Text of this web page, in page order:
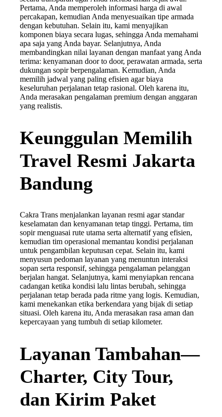
Pertama, Anda memperoleh informasi harga di awal
percakapan, kemudian Anda menyesuaikan tipe armada
dengan kebutuhan. Selain itu, kami menyajikan
komponen biaya secara lugas, sehingga Anda memahami
apa saja yang Anda bayar. Selanjutnya, Anda
membandingkan nilai layanan dengan manfaat yang Anda
terima: kenyamanan door to door, perawatan armada, serta
dukungan sopir berpengalaman. Kemudian, Anda
memilih jadwal yang paling efisien agar biaya
keseluruhan perjalanan tetap rasional. Oleh karena itu,
Anda merasakan pengalaman premium dengan anggaran
yang realistis.
Keunggulan Memilih
Travel Resmi Jakarta
Bandung
Cakra Trans menjalankan layanan resmi agar standar
keselamatan dan kenyamanan tetap tinggi. Pertama, tim
sopir menguasai rute utama serta alternatif yang efisien,
kemudian tim operasional memantau kondisi perjalanan
untuk pengambilan keputusan cepat. Selain itu, kami
menyusun pedoman layanan yang menuntun interaksi
sopan serta responsif, sehingga pengalaman pelanggan
berjalan hangat. Selanjutnya, kami menyiapkan rencana
cadangan ketika kondisi lalu lintas berubah, sehingga
perjalanan tetap berada pada ritme yang logis. Kemudian,
kami menekankan etika berkendara yang bijak di setiap
situasi. Oleh karena itu, Anda merasakan rasa aman dan
kepercayaan yang tumbuh di setiap kilometer.
Layanan Tambahan—
Charter, City Tour,
dan Kirim Paket